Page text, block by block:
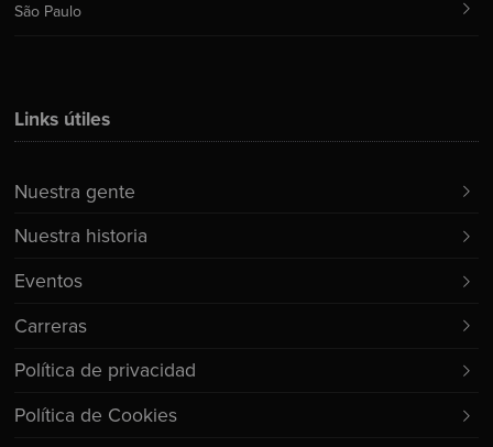
Links útiles
Nuestra gente
Nuestra historia
Eventos
Carreras
Política de privacidad
Política de Cookies
São Paulo